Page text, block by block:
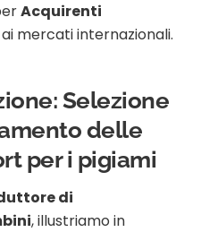
Acquirenti
mercati internazionali.
Selezione
delle
per i pigiami
di
, illustriamo in